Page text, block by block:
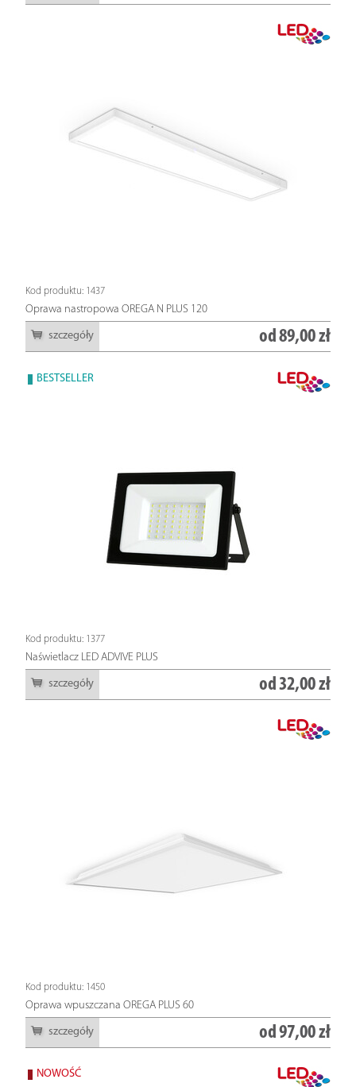
Kod produktu: 1437
Oprawa nastropowa OREGA N PLUS 120
szczegóły od89,00 zł
BESTSELLER
Kod produktu: 1377
Naświetlacz LED ADVIVE PLUS
szczegóły od32,00 zł
Kod produktu: 1450
Oprawa wpuszczana OREGA PLUS 60
szczegóły od97,00 zł
NOWOŚĆ